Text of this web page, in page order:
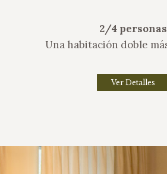
2/4 personas
Una habitación doble
Ver Detalles